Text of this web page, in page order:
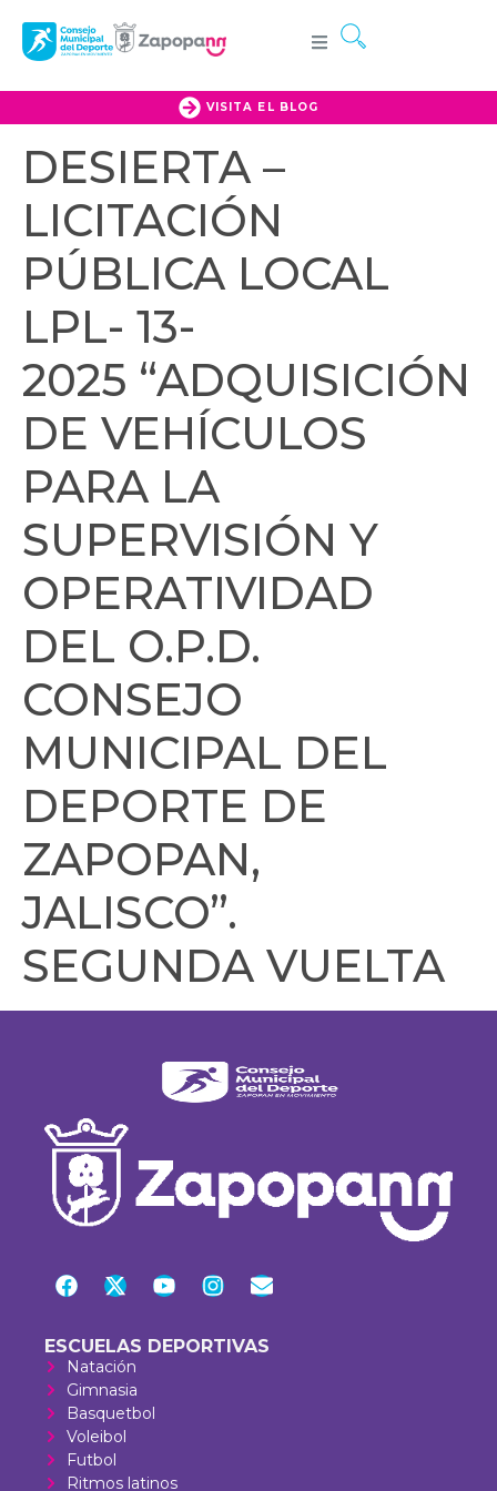
VISITA EL BLOG
DESIERTA –
LICITACIÓN
PÚBLICA LOCAL
LPL- 13-
2025 “ADQUISICIÓN
DE VEHÍCULOS
PARA LA
SUPERVISIÓN Y
OPERATIVIDAD
DEL O.P.D.
CONSEJO
MUNICIPAL DEL
DEPORTE DE
ZAPOPAN,
JALISCO”.
SEGUNDA VUELTA
ESCUELAS DEPORTIVAS
Natación
Gimnasia
Basquetbol
Voleibol
Futbol
Ritmos latinos